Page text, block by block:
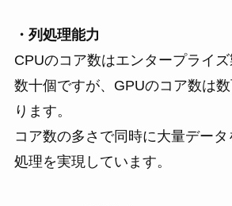
・列処理能力
CPUのコア数はエンタープライ
数十個ですが、GPUのコア数は
ります。
コア数の多さで同時に大量データ
処理を実現しています。